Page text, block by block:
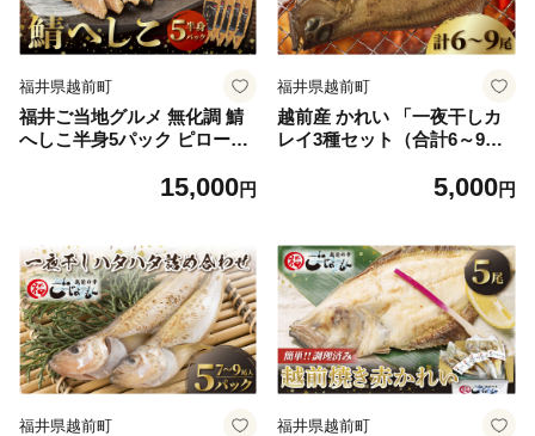
福井県越前町
福井ご当地グルメ 無化調 鯖
へしこ半身5パック ピロール
15,000円
福井県越前町
越前産 かれい 「一夜干しカ
レイ3種セット（合計6～9
5,000円
福井県越前町 福井県越前町